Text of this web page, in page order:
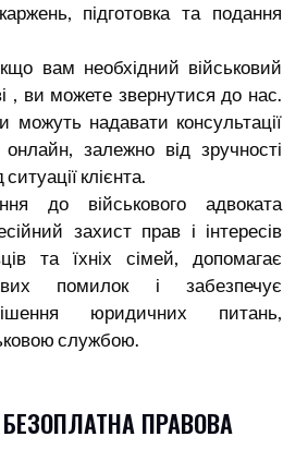
підготовка та подання
вам необхідний військовий
, ви можете звернутися до нас.
можуть надавати консультації
залежно від зручності
ситуації клієнта.
до військового адвоката
захист прав і інтересів
та їхніх сімей, допомагає
помилок і забезпечує
юридичних питань,
службою.
ПРАВОВА